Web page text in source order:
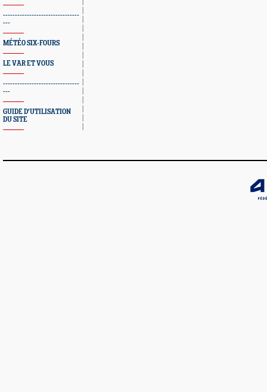
--------------------------------
---
MÉTÉO SIX-FOURS
LE VAR ET VOUS
--------------------------------
---
GUIDE D'UTILISATION
DU SITE